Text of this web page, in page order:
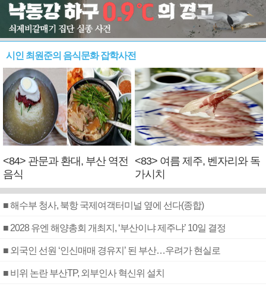
시인 최원준의 음식문화 잡학사전
<84> 관문과 환대, 부산 역전
음식
<83> 여름 제주, 벤자리와 독
가시치
■ 해수부 청사, 북항 국제여객터미널 옆에 선다(종합)
■ 2028 유엔 해양총회 개최지, ‘부산이냐 제주냐’ 10일 결정
■ 외국인 선원 ‘인신매매 경유지’ 된 부산…우려가 현실로
■ 비위 논란 부산TP, 외부인사 혁신위 설치